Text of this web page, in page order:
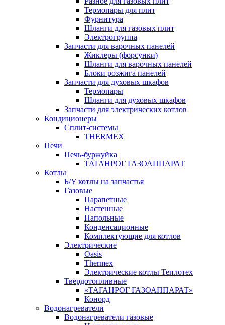
Термопары для плит
Фурнитура
Шланги для газовых плит
Электрогруппа
Запчасти для варочных панелей
Жиклеры (форсунки)
Шланги для варочных панелей
Блоки розжига панелей
Запчасти для духовых шкафов
Термопары
Шланги для духовых шкафов
Запчасти для электрических котлов
Кондиционеры
Сплит-системы
THERMEX
Печи
Печь-буржуйка
ТАГАНРОГ ГАЗОАППАРАТ
Котлы
Б/У котлы на запчастья
Газовые
Парапетные
Настенные
Напольные
Конденсационные
Комплектующие для котлов
Электрические
Oasis
Thermex
Электрические котлы Теплотех
Твердотопливные
«ТАГАНРОГ ГАЗОАППАРАТ»
Конорд
Водонагреватели
Водонагреватели газовые